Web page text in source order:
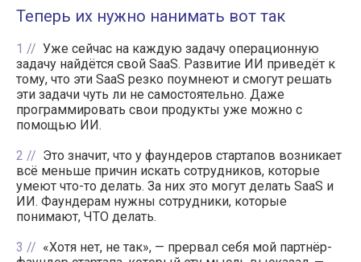
Теперь их нужно нанимать вот так
1
Уже сейчас на каждую задачу операционную
задачу найдётся свой SaaS. Развитие ИИ приведёт к
тому, что эти SaaS резко поумнеют и смогут решать
эти задачи чуть ли не самостоятельно. Даже
программировать свои продукты уже можно с
помощью ИИ.
2
Это значит, что у фаундеров стартапов возникает
всё меньше причин искать сотрудников, которые
умеют что-то делать. За них это могут делать SaaS и
ИИ. Фаундерам нужны сотрудники, которые
понимают, ЧТО делать.
3
«Хотя нет, не так», — прервал себя мой партнёр-